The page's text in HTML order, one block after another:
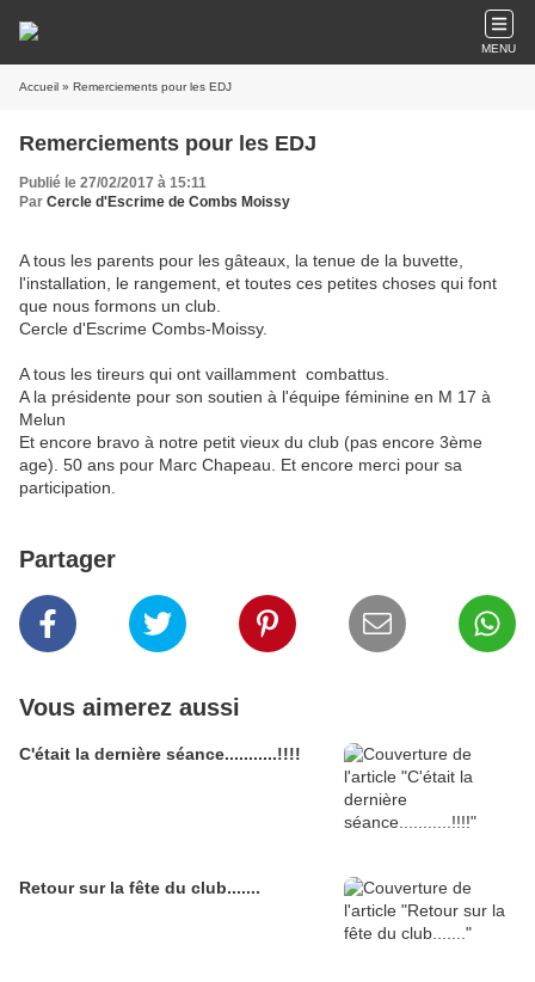
MENU
Accueil » Remerciements pour les EDJ
Remerciements pour les EDJ
Publié le 27/02/2017 à 15:11
Par Cercle d'Escrime de Combs Moissy
A tous les parents pour les gâteaux, la tenue de la buvette,
l'installation, le rangement, et toutes ces petites choses qui font
que nous formons un club.
Cercle d'Escrime Combs-Moissy.
A tous les tireurs qui ont vaillamment combattus.
A la présidente pour son soutien à l'équipe féminine en M 17 à
Melun
Et encore bravo à notre petit vieux du club (pas encore 3ème
age). 50 ans pour Marc Chapeau. Et encore merci pour sa
participation.
Partager
Vous aimerez aussi
C'était la dernière séance...........!!!!
Retour sur la fête du club.......